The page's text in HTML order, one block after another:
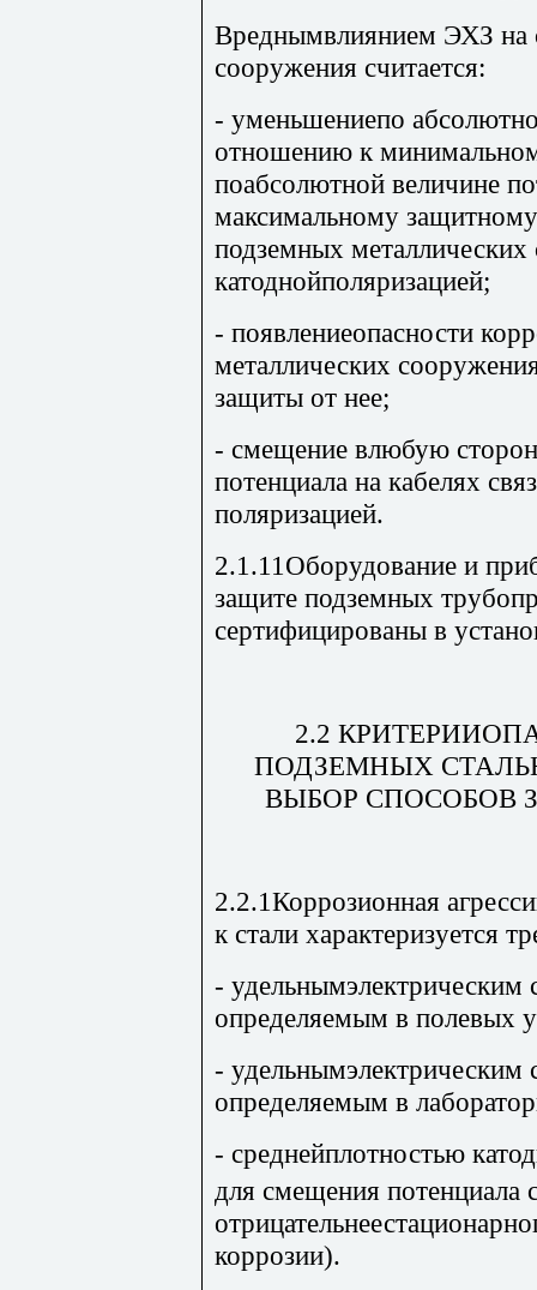
Вреднымвлиянием ЭХЗ на
сооружения считается:
- уменьшениепо
отношению к
поабсолютной величине
максимальному
подземных
катоднойполяризацией;
- появлениеопасности
металлических
защиты от нее;
- смещение влюбую
потенциала на кабелях
поляризацией.
2.1.11Оборудование и
защите подземных
сертифицированы в
2.2
ПОДЗЕМНЫХ
ВЫБОР СПОСОБОВ
2.2.1Коррозионная
к стали характеризуется
- удельнымэлектрическим
определяемым в полевых
- удельнымэлектрическим
определяемым в
- среднейплотностью
для смещения потенциала
коррозии).